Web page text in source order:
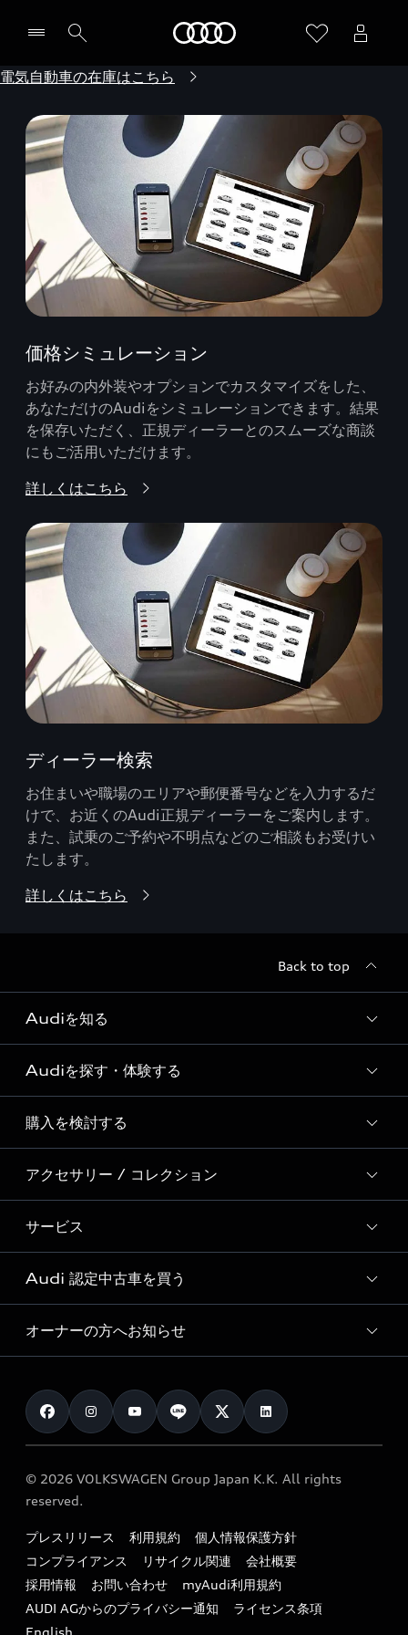
電気自動車の在庫はこちら
価格シミュレーション
お好みの内外装やオプションでカスタマイズをした、
あなただけのAudiをシミュレーションできます。結果
を保存いただく、正規ディーラーとのスムーズな商談
にもご活用いただけます。
詳しくはこちら
ディーラー検索
お住まいや職場のエリアや郵便番号などを入力するだ
けで、お近くのAudi正規ディーラーをご案内します。
また、試乗のご予約や不明点などのご相談もお受けい
たします。
詳しくはこちら
Back to top
Audiを知る
Audi ブランド
Story of Progress
Audi Sport
Formula 1®
デジタルサービス
Audiを探す・体験する
ディーラー検索
新車在庫検索
試乗車・展示車検索
見積り依頼
試乗予約
購入を検討する
モデル一覧
特別仕様モデル / 限定モデル
e-tronラインアップ
価格シミュレーション
車両比較
カタログ一覧
アクセサリー / コレクション
純正アクセサリー
オンラインショップ
Audi collection
アウディナビアプリ
サービス
サービス入庫予約
サービスプログラム
メンテナンス
車検 / 定期点検
e-tronアフターサポート
myAudi
Audi 認定中古車を買う
Audi認定中古車
クオリティ
保証
メンテナンス
ファイナンス
キャンペーン / イベント
買取査定
オーナーの方へお知らせ
お知らせ
オーナー様向けキャンペーン
特定整備適用車一覧
リサイクル法
よくある質問（FAQ）
© 2026 VOLKSWAGEN Group Japan K.K. All rights
reserved.
プレスリリース 利用規約
個人情報保護方針
コンプライアンス
リサイクル関連
会社概要
採用情報
お問い合わせ
myAudi利用規約
AUDI AGからのプライバシー通知
ライセンス条項
English